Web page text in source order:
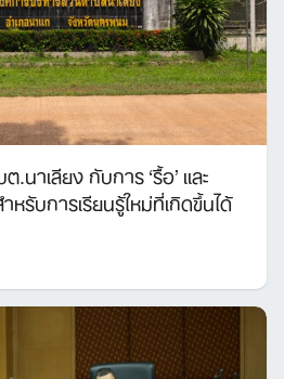
นาเลียง กับการ ‘รื้อ’ และ
รับการเรียนรู้ใหม่ที่เกิดขึ้นได้